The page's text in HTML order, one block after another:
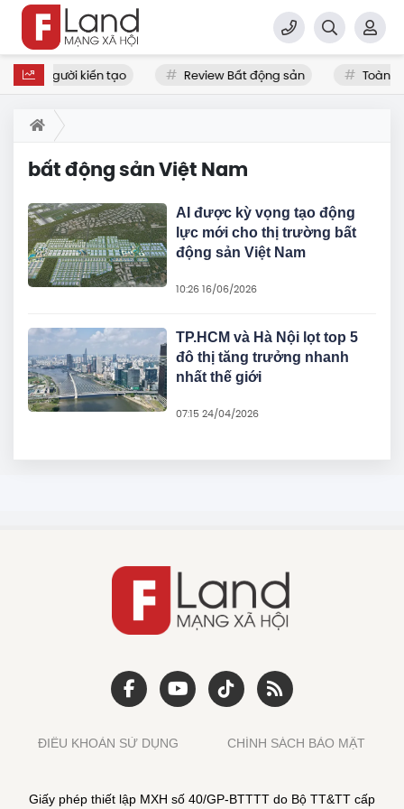
Tư duy người kiến tạo Review Bất động sản Toàn
bất động sản Việt Nam
AI được kỳ vọng tạo động
lực mới cho thị trường bất
động sản Việt Nam
10:26 16/06/2026
TP.HCM và Hà Nội lọt top 5
đô thị tăng trưởng nhanh
nhất thế giới
07:15 24/04/2026
ĐIỀU KHOẢN SỬ DỤNG CHÍNH SÁCH BẢO MẬT
Giấy phép thiết lập MXH số 40/GP-BTTTT do Bộ TT&TT cấp